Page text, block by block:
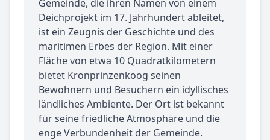
Gemeinde, die ihren Namen von einem
Deichprojekt im 17. Jahrhundert ableitet,
ist ein Zeugnis der Geschichte und des
maritimen Erbes der Region. Mit einer
Fläche von etwa 10 Quadratkilometern
bietet Kronprinzenkoog seinen
Bewohnern und Besuchern ein idyllisches
ländliches Ambiente. Der Ort ist bekannt
für seine friedliche Atmosphäre und die
enge Verbundenheit der Gemeinde.